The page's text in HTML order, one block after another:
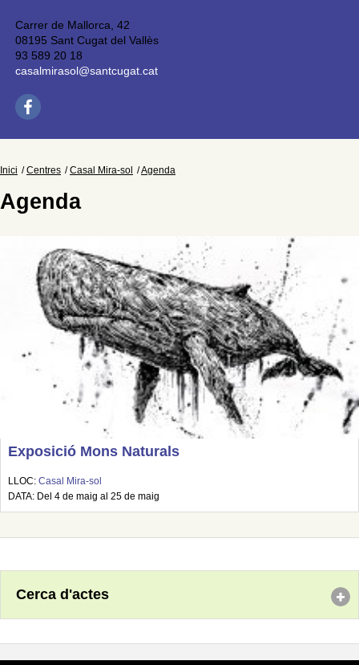
Carrer de Mallorca, 42
08195 Sant Cugat del Vallès
93 589 20 18
casalmirasol@santcugat.cat
Inici Centres Casal Mira-sol Agenda
Agenda
Exposició Mons Naturals
LLOC: Casal Mira-sol
DATA: Del 4 de maig al 25 de maig
Cerca d'actes